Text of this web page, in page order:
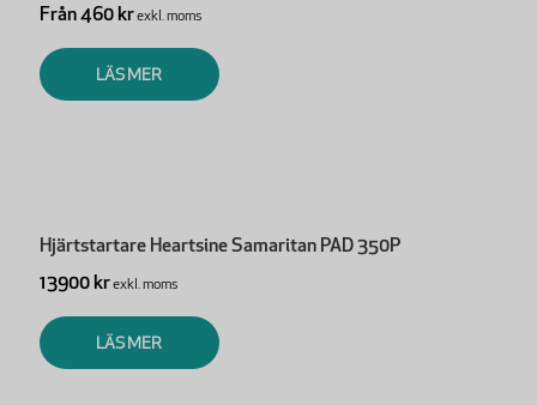
Från 460 krexkl. moms
LÄS MER
Hjärtstartare Heartsine Samaritan PAD 350P
13900 krexkl. moms
LÄS MER